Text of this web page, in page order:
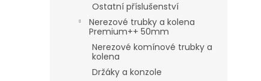
Ostatní příslušenství
Nerezové trubky a kolena
Premium++ 50mm
Nerezové komínové trubky a
kolena
Držáky a konzole